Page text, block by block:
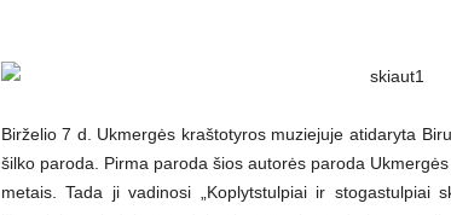
Birželio 7 d. Ukmergės kraštotyros muziejuje atidaryta
šilko paroda. Pirma paroda šios autorės paroda
metais. Tada ji vadinosi „Koplytstulpiai ir stogastulpiai